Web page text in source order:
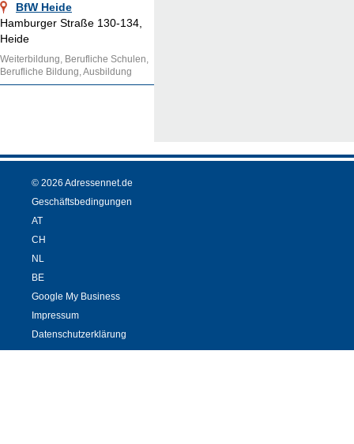
BfW Heide
Hamburger Straße 130-134,
Heide
Weiterbildung, Berufliche Schulen,
Berufliche Bildung, Ausbildung
© 2026 Adressennet.de
Geschäftsbedingungen
AT
CH
NL
BE
Google My Business
Impressum
Datenschutzerklärung